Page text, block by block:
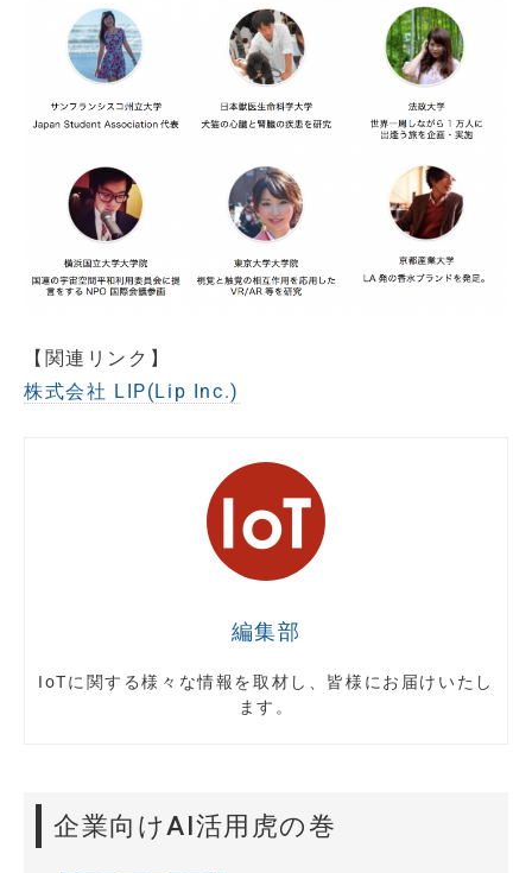
【関連リンク】
株式会社 LIP(Lip Inc.)
編集部
IoTに関する様々な情報を取材し、皆様にお届けいたし
ます。
企業向けAI活用虎の巻